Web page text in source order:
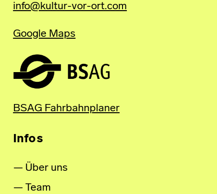
info@kultur-vor-ort.com
Google Maps
BSAG Fahrbahnplaner
Infos
Über uns
Team